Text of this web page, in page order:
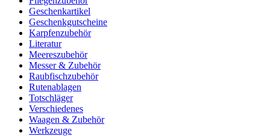
Geschenkartikel
Geschenkgutscheine
Karpfenzubehör
Literatur
Meereszubehör
Messer & Zubehör
Raubfischzubehör
Rutenablagen
Totschläger
Verschiedenes
Waagen & Zubehör
Werkzeuge